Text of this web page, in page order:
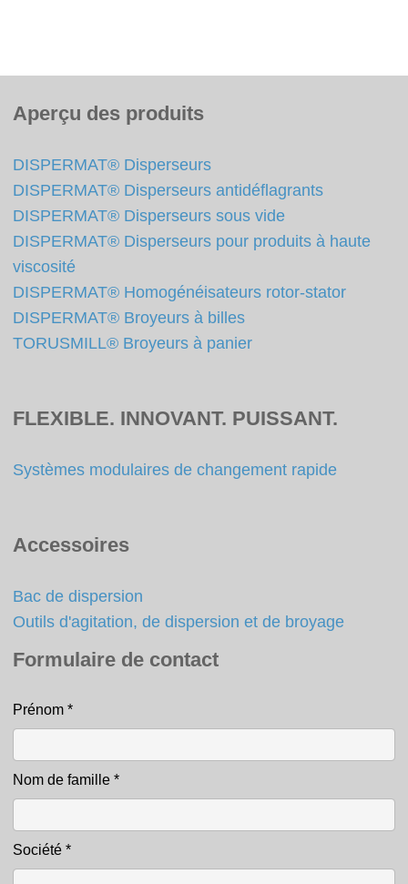
Aperçu des produits
DISPERMAT® Disperseurs
DISPERMAT® Disperseurs antidéflagrants
DISPERMAT® Disperseurs sous vide
DISPERMAT® Disperseurs pour produits à haute
viscosité
DISPERMAT® Homogénéisateurs rotor-stator
DISPERMAT® Broyeurs à billes
TORUSMILL® Broyeurs à panier
FLEXIBLE. INNOVANT. PUISSANT.
Systèmes modulaires de changement rapide
Accessoires
Bac de dispersion
Outils d'agitation, de dispersion et de broyage
Formulaire de contact
Contact
Prénom *
Nom de famille *
Société *